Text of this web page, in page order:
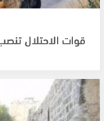
قوات الاحتلال